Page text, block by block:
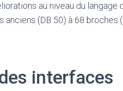
au niveau du langage
(DB 50) à 68 broches
interfaces